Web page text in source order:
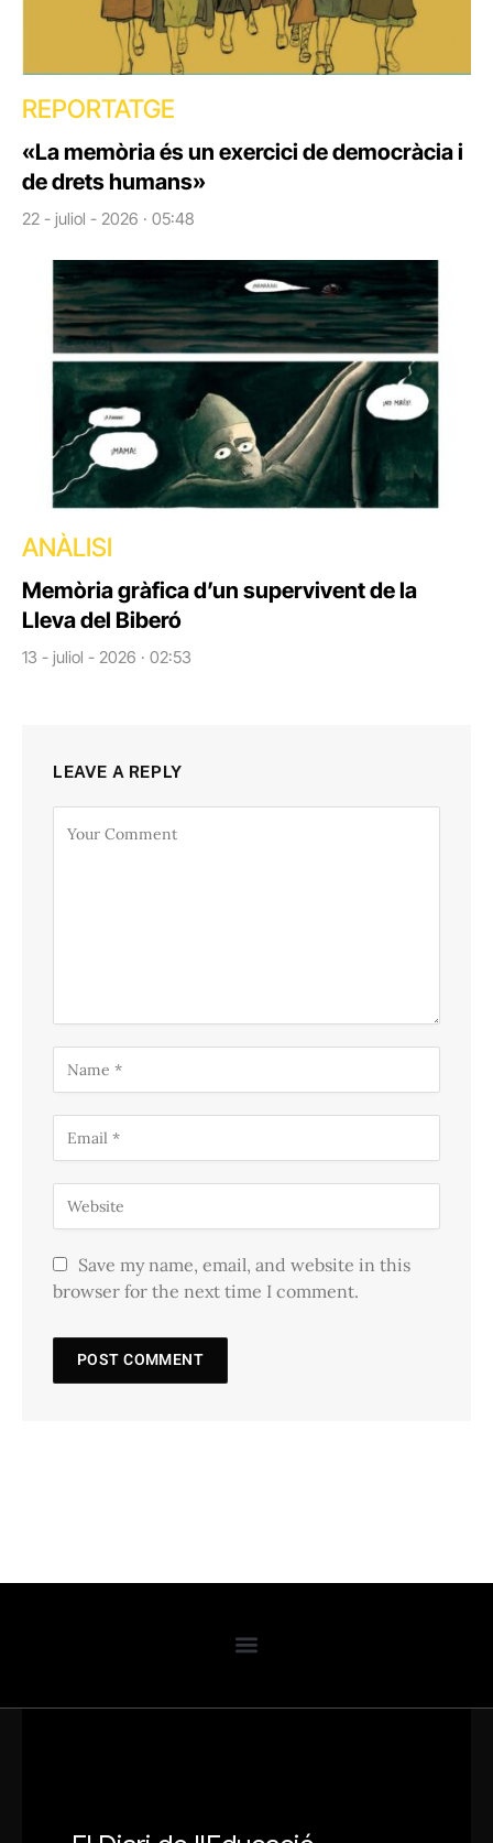
REPORTATGE
«La memòria és un exercici de democràcia i
de drets humans»
22 - juliol - 2026 · 05:48
ANÀLISI
Memòria gràfica d’un supervivent de la
Lleva del Biberó
13 - juliol - 2026 · 02:53
LEAVE A REPLY
Save my name, email, and website in this
browser for the next time I comment.